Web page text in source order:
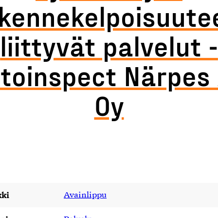
liittyvät palvelut -
Närpes
Oy
Avainlippu